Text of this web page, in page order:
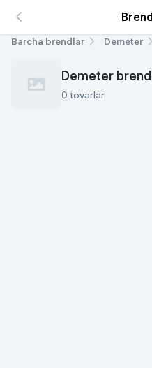
Barcha brendlar Demeter
Demeter
0 tovarlar